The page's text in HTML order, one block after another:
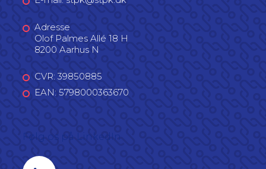
3. Psykiatriske medlemmer
Cheflæge Lene Høgh
Overlæge Thomas Kirkegaard (suppleant)
Overlæge, Hans Mørch Jensen (suppleant)
Socialrådgiver Jane Kirkegaard
Adresse
Olof Palmes Allé 18 H
8200 Aarhus N
CVR: 39850885
EAN: 5798000363670
Linkedin profil